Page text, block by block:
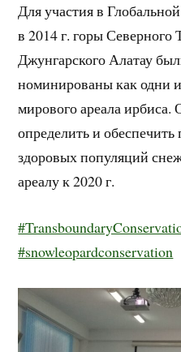
Для участия в
в 2014 г. горы
Джунгарского Алатау
номинированы как одни
мирового ареала
определить и
здоровых популяций
ареалу к 2020 г.
#snowleopardconservation